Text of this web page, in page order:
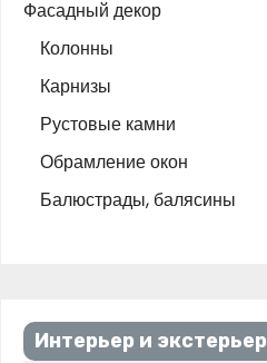
Фасадный декор
Колонны
Карнизы
Рустовые камни
Обрамление окон
Балюстрады, балясины
Интерьер и экстерьер